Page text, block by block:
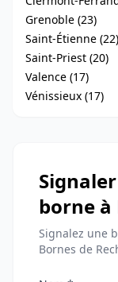
Grenoble (23)
Saint-Étienne (22)
Saint-Priest (20)
Valence (17)
Vénissieux (17)
borne à
Signalez une
Bornes de